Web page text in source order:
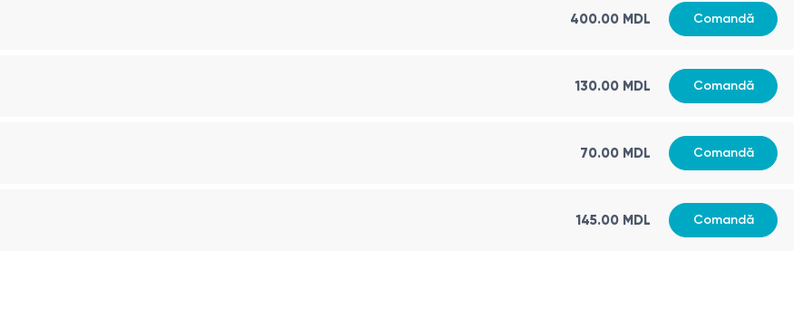
400.00 MDL Comandă
130.00 MDL Comandă
70.00 MDL Comandă
145.00 MDL Comandă